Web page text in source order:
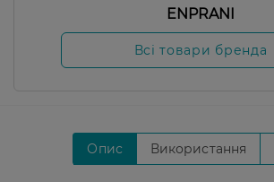
ENPRANI
Всі товари бренда
Опис Використання